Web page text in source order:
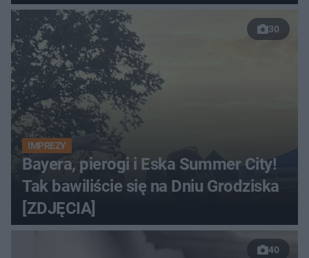
30
IMPREZY
Bayera, pierogi i Eska Summer City!
Tak bawiliście się na Dniu Grodziska
[ZDJĘCIA]
40